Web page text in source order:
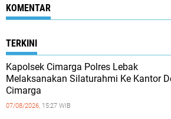
KOMENTAR
TERKINI
Kapolsek Cimarga Polres Lebak
Melaksanakan Silaturahmi Ke Kantor
Cimarga
07/08/2026, 15:27 WIB